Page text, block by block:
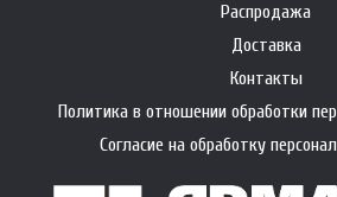
Распродажа
Доставка
Контакты
Политика в отношении обработки
Согласие на обработку